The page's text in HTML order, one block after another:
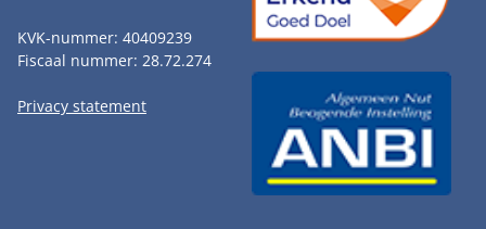
KVK-nummer: 40409239
Fiscaal nummer: 28.72.274
Privacy statement